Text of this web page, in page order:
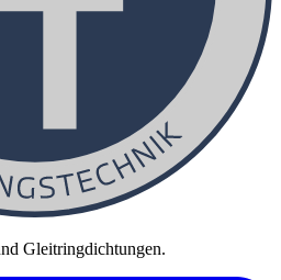
Gleitringdichtungen.